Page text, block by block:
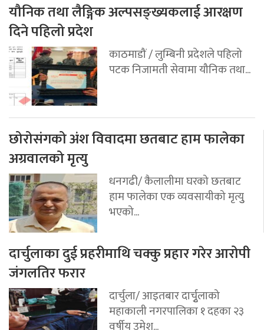
यौनिक तथा लैङ्गिक अल्पसङ्ख्यकलाई आरक्षण
दिने पहिलो प्रदेश
काठमाडौं / लुम्बिनी प्रदेशले पहिलो
पटक निजामती सेवामा यौनिक तथा...
छोरोसंगको अंश विवादमा छतबाट हाम फालेका
अग्रवालको मृत्यु
धनगढी/ कैलालीमा घरको छतबाट
हाम फालेका एक व्यवसायीको मृत्युु
भएको...
दार्चुलाका दुई प्रहरीमाथि चक्कु प्रहार गरेर आरोपी
जंगलतिर फरार
दार्चुला/ आइतबार दार्चुृलाको
महाकाली नगरपालिका १ दहका २३